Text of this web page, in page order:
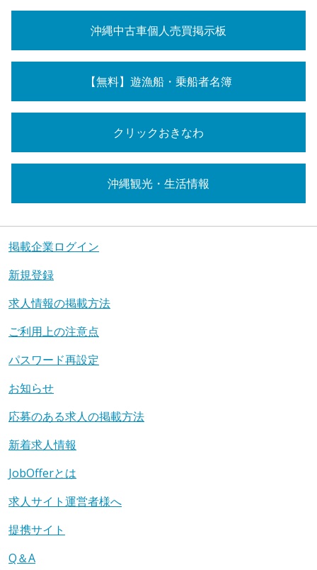
沖縄中古車個人売買掲示板
【無料】遊漁船・乗船者名簿
クリックおきなわ
沖縄観光・生活情報
掲載企業ログイン
新規登録
求人情報の掲載方法
ご利用上の注意点
パスワード再設定
お知らせ
応募のある求人の掲載方法
新着求人情報
JobOfferとは
求人サイト運営者様へ
提携サイト
Q＆A